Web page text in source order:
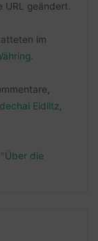
geändert.
im
Eidlitz,
"Über die